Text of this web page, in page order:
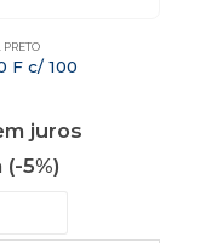
PRETO
F c/ 100
juros
5%)